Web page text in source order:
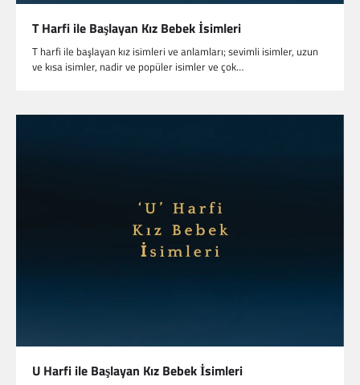
T Harfi ile Başlayan Kız Bebek İsimleri
T harfi ile başlayan kız isimleri ve anlamları; sevimli isimler, uzun
ve kısa isimler, nadir ve popüler isimler ve çok…
U Harfi ile Başlayan Kız Bebek İsimleri